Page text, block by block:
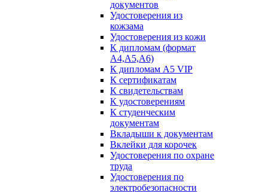
документов
Удостоверения из
кожзама
Удостоверения из кожи
К дипломам (формат
А4,А5,А6)
К дипломам А5 VIP
К сертификатам
К свидетельствам
К удостоверениям
К студенческим
документам
Вкладыши к документам
Вклейки для корочек
Удостоверения по охране
труда
Удостоверения по
электробезопасности